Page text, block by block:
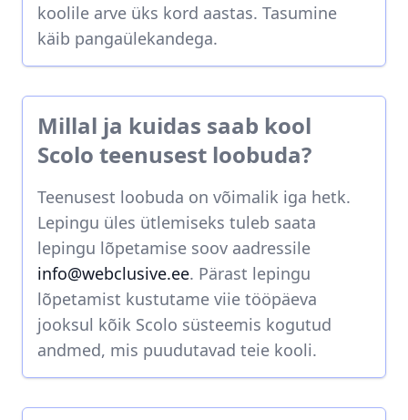
koolile arve üks kord aastas. Tasumine
käib pangaülekandega.
Millal ja kuidas saab kool
Scolo teenusest loobuda?
Teenusest loobuda on võimalik iga hetk.
Lepingu üles ütlemiseks tuleb saata
lepingu lõpetamise soov aadressile
info@webclusive.ee. Pärast lepingu
lõpetamist kustutame viie tööpäeva
jooksul kõik Scolo süsteemis kogutud
andmed, mis puudutavad teie kooli.